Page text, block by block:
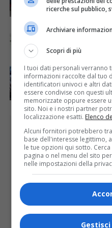
ATTUALITÀ 7 giorni fa
Nuova viabilità per
Sant’Andrea di Vercelli
ATTUALITÀ 5 giorni fa
Domenica
Lozzolo
ricerche sul pubblico,
Archiviare
Scopri di più
I tuoi dati personali verranno
informazioni raccolte dal tuo
identificatori univoci e altri
essere condivise con questi
memorizzate oppure essere
sito. Noi e i nostri partner
localizzazione esatti. Elenco
Alcuni fornitori potrebbero
base dell'interesse legittimo,
le tue opzioni qui sotto.
pagina o nel menu del sito
nelle impostazioni della